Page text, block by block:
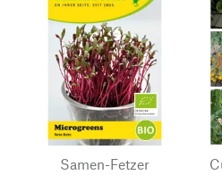
Samen-Fetzer